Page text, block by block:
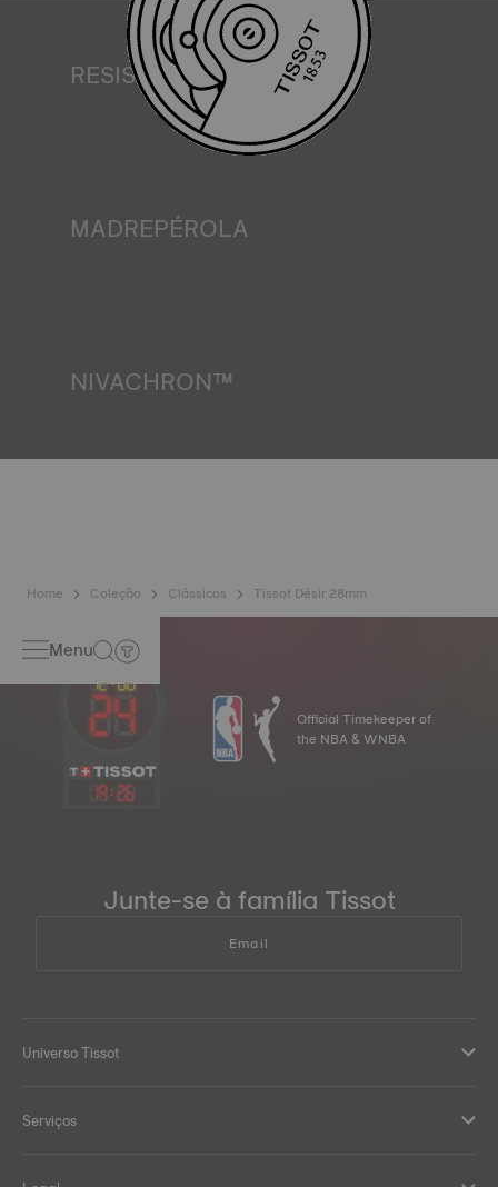
RESISTÊNCIA À ÁGUA
Todas as caixas de relógio Tissot são submetidas a vários
testes, incluindo um controlo de resistência à água. A
Tissot testa a capacidade do relógio para resistir a
impactos e pressão, bem como a penetração de líquidos,
MADREPÉROLA
NIVACHRON™
Home
Coleção Clássicos Tissot Désir 28mm
Menu
19:26
Official Timekeeper of
the NBA & WNBA
Junte-se à família Tissot
Email
Universo Tissot
Serviços